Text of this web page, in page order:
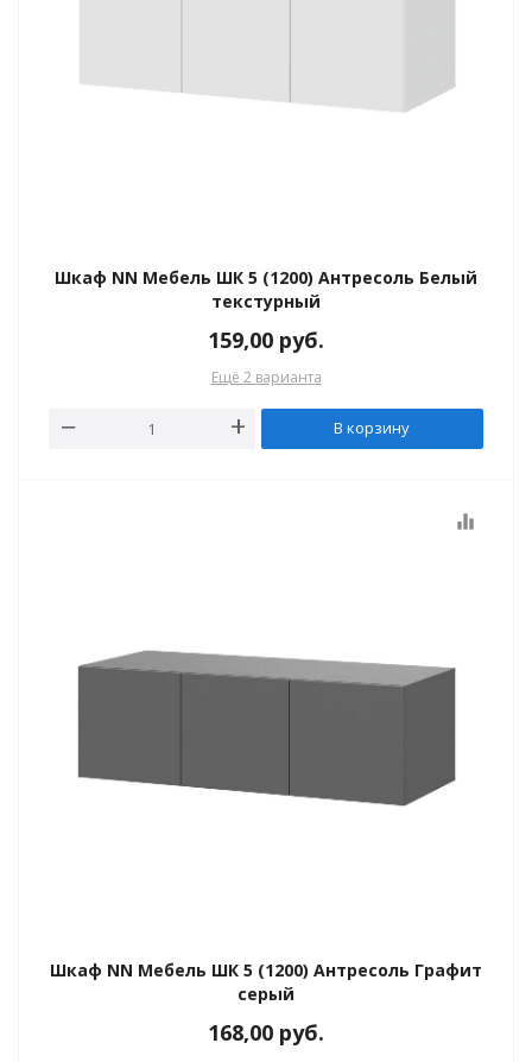
Шкаф NN Мебель ШК 5 (1200) Антресоль Белый
текстурный
159,00 руб.
Ещё 2 варианта
В корзину
equalizer
Шкаф NN Мебель ШК 5 (1200) Антресоль Графит
серый
168,00 руб.